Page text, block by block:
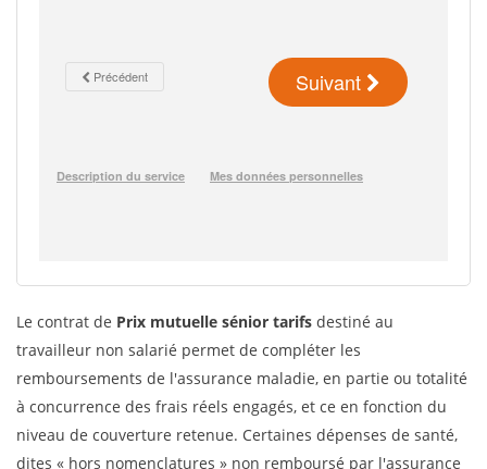
Le contrat de Prix mutuelle sénior tarifs destiné au
travailleur non salarié permet de compléter les
remboursements de l'assurance maladie, en partie ou totalité
à concurrence des frais réels engagés, et ce en fonction du
niveau de couverture retenue. Certaines dépenses de santé,
dites « hors nomenclatures » non remboursé par l'assurance